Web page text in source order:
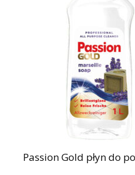
Passion Gold płyn do